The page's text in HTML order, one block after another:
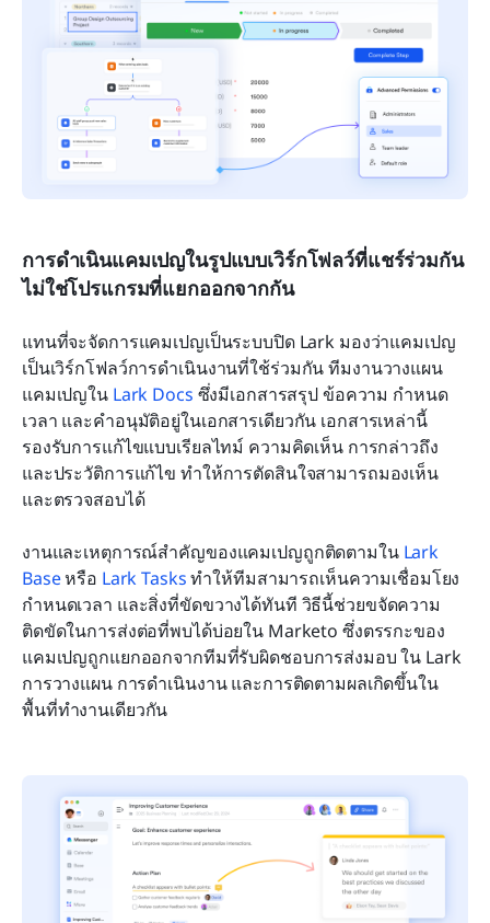
การดำเนินแคมเปญในรูปแบบเวิร์กโฟลว์ที่แชร์ร่วมกัน
ไม่ใช่โปรแกรมที่แยกออกจากกัน
แทนที่จะจัดการแคมเปญเป็นระบบปิด Lark มองว่าแคมเปญ
เป็นเวิร์กโฟลว์การดำเนินงานที่ใช้ร่วมกัน ทีมงานวางแผน
แคมเปญใน Lark Docs ซึ่งมีเอกสารสรุป ข้อความ กำหนด
เวลา และคำอนุมัติอยู่ในเอกสารเดียวกัน เอกสารเหล่านี้
รองรับการแก้ไขแบบเรียลไทม์ ความคิดเห็น การกล่าวถึง
และประวัติการแก้ไข ทำให้การตัดสินใจสามารถมองเห็น
และตรวจสอบได้
งานและเหตุการณ์สำคัญของแคมเปญถูกติดตามใน Lark
Base หรือ Lark Tasks ทำให้ทีมสามารถเห็นความเชื่อมโยง
กำหนดเวลา และสิ่งที่ขัดขวางได้ทันที วิธีนี้ช่วยขจัดความ
ติดขัดในการส่งต่อที่พบได้บ่อยใน Marketo ซึ่งตรรกะของ
แคมเปญถูกแยกออกจากทีมที่รับผิดชอบการส่งมอบ ใน Lark
การวางแผน การดำเนินงาน และการติดตามผลเกิดขึ้นใน
พื้นที่ทำงานเดียวกัน